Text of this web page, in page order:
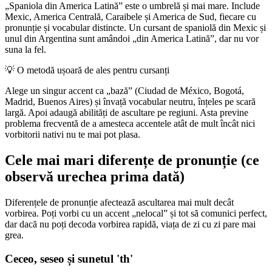
„Spaniola din America Latină” este o umbrelă și mai mare. Include
Mexic, America Centrală, Caraibele și America de Sud, fiecare cu
pronunție și vocabular distincte. Un cursant de spaniolă din Mexic și
unul din Argentina sunt amândoi „din America Latină”, dar nu vor
suna la fel.
💡 O metodă ușoară de ales pentru cursanți
Alege un singur accent ca „bază” (Ciudad de México, Bogotá,
Madrid, Buenos Aires) și învață vocabular neutru, înțeles pe scară
largă. Apoi adaugă abilități de ascultare pe regiuni. Asta previne
problema frecventă de a amesteca accentele atât de mult încât nici
vorbitorii nativi nu te mai pot plasa.
Cele mai mari diferențe de pronunție (ce
observă urechea prima dată)
Diferențele de pronunție afectează ascultarea mai mult decât
vorbirea. Poți vorbi cu un accent „nelocal” și tot să comunici perfect,
dar dacă nu poți decoda vorbirea rapidă, viața de zi cu zi pare mai
grea.
Ceceo, seseo și sunetul 'th'